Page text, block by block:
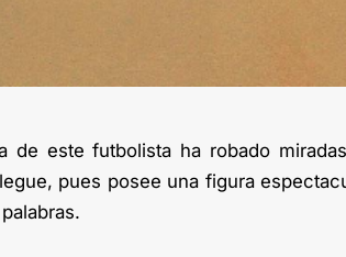
de este futbolista ha robado
pues posee una figura